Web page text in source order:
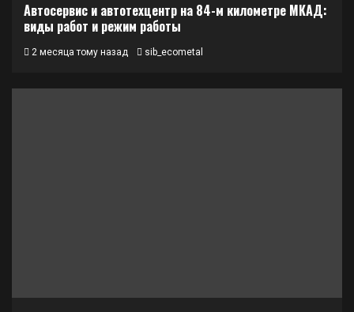
Автосервис и автотехцентр на 84-м километре МКАД:
виды работ и режим работы
2 месяца тому назад sib_ecometal